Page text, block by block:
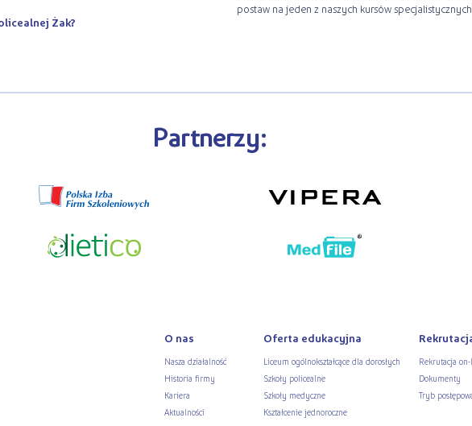
Żak?
postaw na jeden z naszych kursów specjalistycznych.
Partnerzy:
O nas
Nasza działalność
Historia firmy
Kariera
Aktualności
Oferta edukacyjna
Liceum ogólnokształcące dla dorosłych
Szkoły policealne
Szkoły medyczne
Kształcenie jednoroczne
Rekrutacja
Dokumenty
Tryb